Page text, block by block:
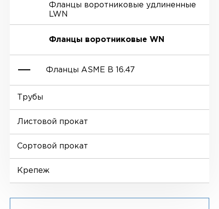
Отводы EN 10253-4
Отводы MSS SP-75
Переходы DIN 2616-1
Переходы DIN 2616-2
Ниппели
Фланцы воротниковые удлиненные
LWN
Фланцы воротниковые WN
Фланцы ASME B 16.47
Трубы
Листовой прокат
Сортовой прокат
Крепеж